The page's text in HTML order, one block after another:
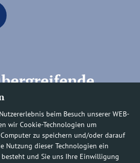
beim Besuch unserer WEB-
wir Cookie-Technologien um
zu speichern und/oder darauf
Nutzung dieser Technologien ein
und Sie uns Ihre Einwilligung